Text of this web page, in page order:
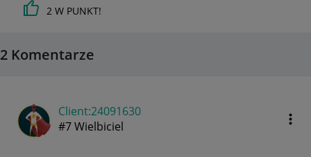
2 W PUNKT!
2 Komentarze
Client:24091630
#7 Wielbiciel